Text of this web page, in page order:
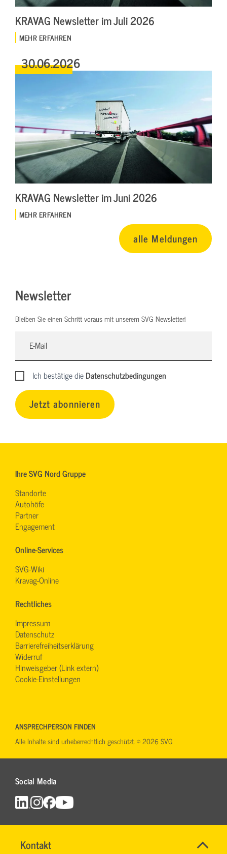
Kontakt
Name*
KRAVAG Newsletter im Juli 2026
MEHR ERFAHREN
30.06.2026
KRAVAG Newsletter im Juni 2026
MEHR ERFAHREN
alle Meldungen
Newsletter
Bleiben Sie einen Schritt voraus mit unserem SVG Newsletter!
Ich bestätige dieDatenschutzbedingungen
Jetzt abonnieren
Ihre SVG Nord Gruppe
Standorte
Autohöfe
Partner
Engagement
Online-Services
SVG-Wiki
Kravag-Online
Rechtliches
Impressum
Datenschutz
Barrierefreiheitserklärung
Widerruf
Hinweisgeber (Link extern)
Cookie-Einstellungen
Social Media
ANSPRECHPERSON FINDEN
Alle Inhalte sind urheberrechtlich geschützt. © 2026 SVG